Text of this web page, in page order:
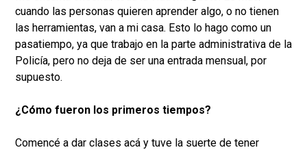
cuando las personas quieren aprender algo, o no tienen
las herramientas, van a mi casa. Esto lo hago como un
pasatiempo, ya que trabajo en la parte administrativa de la
Policía, pero no deja de ser una entrada mensual, por
supuesto.
¿Cómo fueron los primeros tiempos?
Comencé a dar clases acá y tuve la suerte de tener